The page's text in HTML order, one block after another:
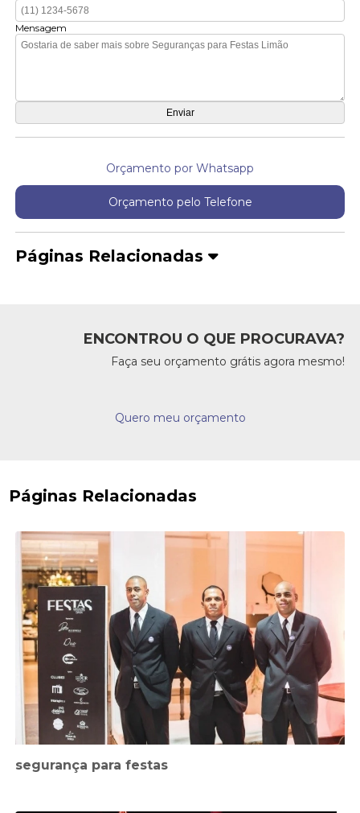
Mensagem
Orçamento por Whatsapp
Orçamento pelo Telefone
Páginas Relacionadas
ENCONTROU O QUE PROCURAVA?
Faça seu orçamento grátis agora mesmo!
Quero meu orçamento
Páginas Relacionadas
segurança para festas